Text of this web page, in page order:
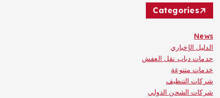
Categories
News
الدليل الإخباري
حدمات دباب نقل العفش
خدمات متنوعة
شركات التنظيف
شركات الشحن الدولي